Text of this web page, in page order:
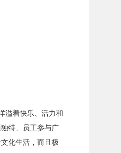
溢着快乐、活力和
特、员工参与广
化生活，而且极